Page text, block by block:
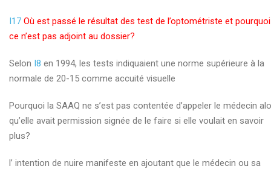
I17 Où est passé le résultat des test de l’optométriste et pourquoi
ce n’est pas adjoint au dossier?
Selon I8 en 1994, les tests indiquaient une norme supérieure à la
normale de 20-15 comme accuité visuelle
Pourquoi la SAAQ ne s’est pas contentée d’appeler le médecin
qu’elle avait permission signée de le faire si elle voulait en savoir
plus?
l’ intention de nuire manifeste en ajoutant que le médecin ou sa